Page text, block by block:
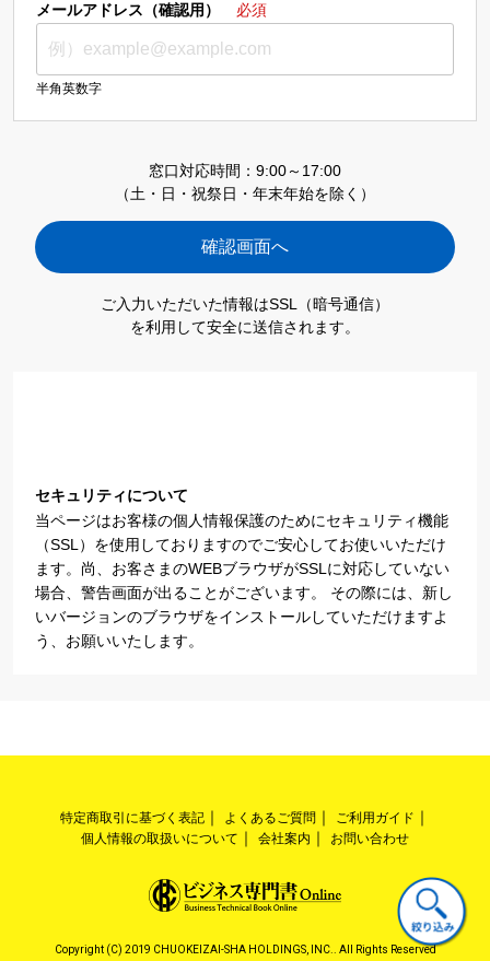
メールアドレス（確認用） 必須
半角英数字
窓口対応時間：9:00～17:00
（土・日・祝祭日・年末年始を除く）
ご入力いただいた情報はSSL（暗号通信）
を利用して安全に送信されます。
セキュリティについて
当ページはお客様の個人情報保護のためにセキュリティ機能
（SSL）を使用しておりますのでご安心してお使いいただけ
ます。尚、お客さまのWEBブラウザがSSLに対応していない
場合、警告画面が出ることがございます。 その際には、新し
いバージョンのブラウザをインストールしていただけますよ
う、お願いいたします。
特定商取引に基づく表記 よくあるご質問
ご利用ガイド
個人情報の取扱いについて
会社案内 お問い合わせ
Copyright (C) 2019 CHUOKEIZAI-SHA HOLDINGS, INC.. All Rights Reserved